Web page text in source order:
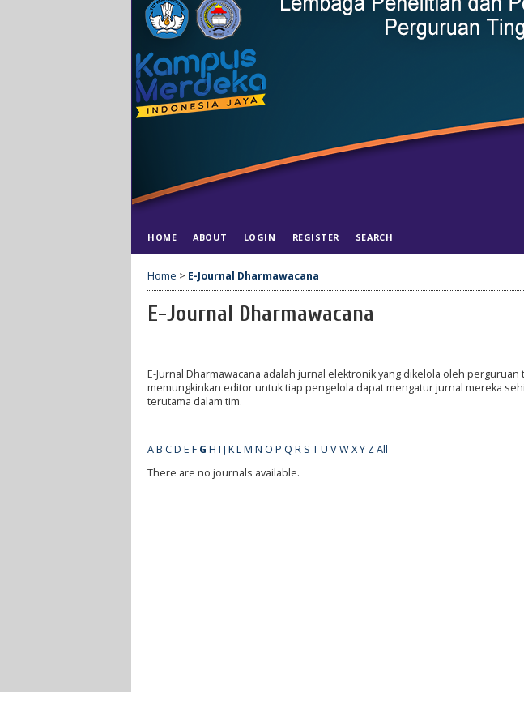
HOME ABOUT LOGIN REGISTER SEARCH
Home > E-Journal Dharmawacana
E-Journal Dharmawacana
E-Jurnal Dharmawacana adalah jurnal elektronik yang dikelola oleh
memungkinkan editor untuk tiap pengelola dapat mengatur jurnal mereka
terutama dalam tim.
AB CD E F G H I J KLM N O P Q R S TU VWXY ZAll
There are no journals available.